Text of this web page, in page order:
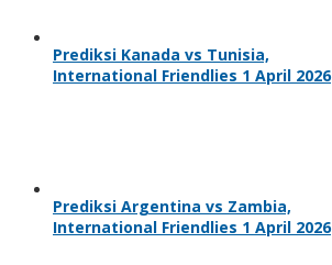
Prediksi Kanada vs Tunisia,
International Friendlies 1 April 2026
Prediksi Argentina vs Zambia,
International Friendlies 1 April 2026